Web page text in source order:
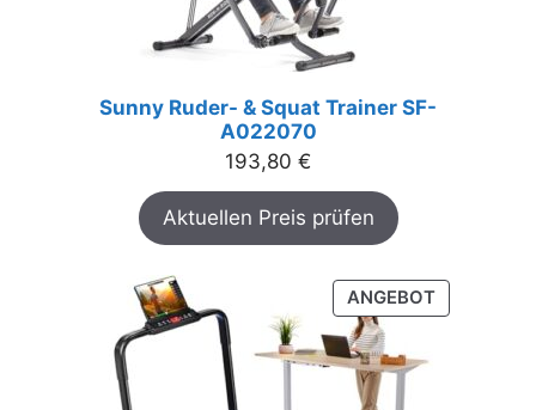
Sunny Ruder- & Squat Trainer SF-
A022070
193,80 €
Aktuellen Preis prüfen
ANGEBOTPRODUKT
IM